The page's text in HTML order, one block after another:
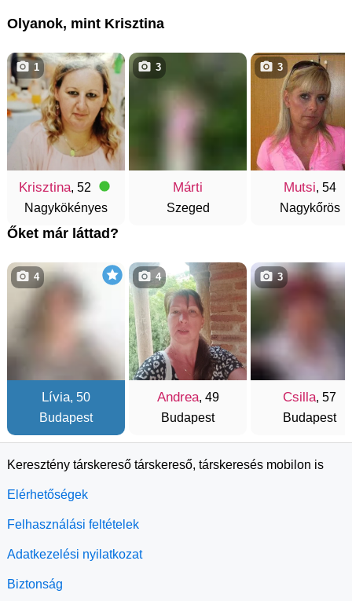
Olyanok, mint Krisztina
Krisztina, 52
Nagykökényes
1
Márti
Szeged
3
Mutsi, 54
Nagykőrös
3
Őket már láttad?
Lívia, 50
Budapest
4
Andrea, 49
Budapest
4
Csilla, 57
Budapest
3
Keresztény társkereső társkereső, társkeresés mobilon is
Elérhetőségek
Felhasználási feltételek
Adatkezelési nyilatkozat
Biztonság